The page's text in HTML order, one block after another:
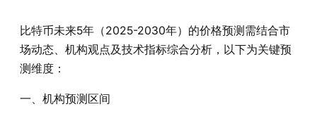
比特币未来5年（2025-2030年）的价格预测需结合市
场动态、机构观点及技术指标综合分析，以下为关键预
测维度：
一、机构预测区间